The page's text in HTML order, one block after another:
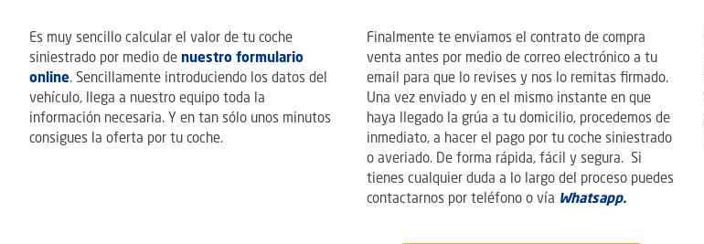
Es muy sencillo calcular el valor de tu coche
siniestrado por medio de nuestro formulario
online. Sencillamente introduciendo los datos del
vehículo, llega a nuestro equipo toda la
información necesaria. Y en tan sólo unos minutos
consigues la oferta por tu coche.
Finalmente te enviamos el contrato de compra
venta antes por medio de correo electrónico a tu
email para que lo revises y nos lo remitas firmado.
Una vez enviado y en el mismo instante en que
haya llegado la grúa a tu domicilio, procedemos de
inmediato, a hacer el pago por tu coche siniestrado
o averiado. De forma rápida, fácil y segura. Si
tienes cualquier duda a lo largo del proceso puedes
contactarnos por teléfono o vía Whatsapp.